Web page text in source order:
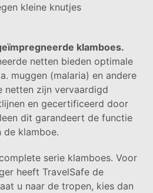
kleine knutjes
klamboes.
netten bieden optimale
muggen (malaria) en andere
netten zijn vervaardigd
en gecertificeerd door
dit garandeert de functie
de klamboe.
serie klamboes. Voor
heeft TravelSafe de
u naar de tropen, kies dan